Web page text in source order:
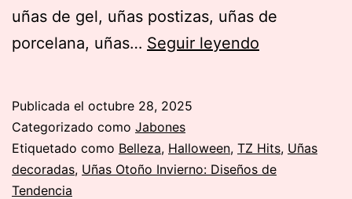
uñas de gel, uñas postizas, uñas de
porcelana, uñas… Seguir leyendo
Dibujos
para
Publicada el octubre 28, 2025
Categorizado como Jabones
Etiquetado como Belleza, Halloween, TZ Hits, Uñas
decoradas, Uñas Otoño Invierno: Diseños de
Tendencia